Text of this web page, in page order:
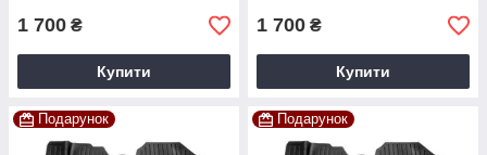
1 700 ₴
Купити
1 700 ₴
Купити
Подарунок Подарунок